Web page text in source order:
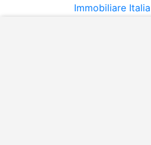
Immobiliare Italia
Gli annunci
italia.it quindi